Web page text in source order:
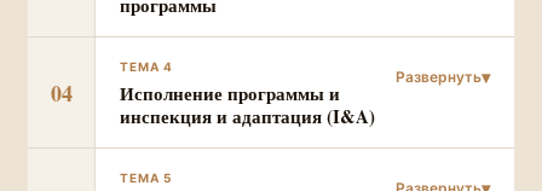
04
ТЕМА 4
Исполнение программы и
инспекция и адаптация (I&A)
ТЕМА 5